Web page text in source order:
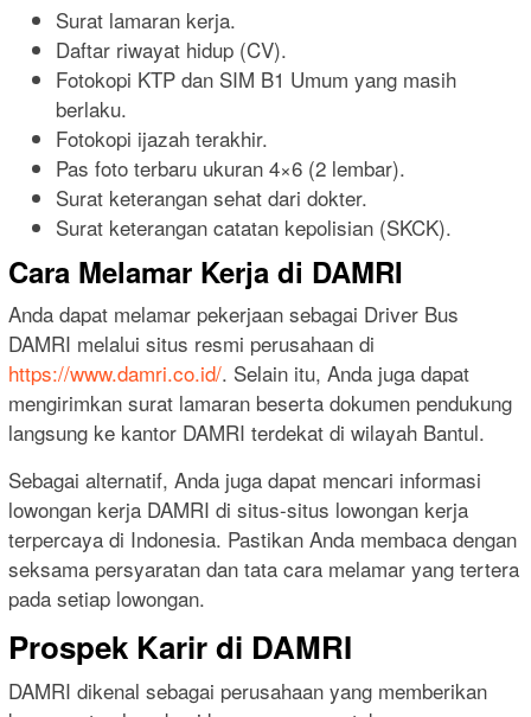
Surat lamaran kerja.
Daftar riwayat hidup (CV).
Fotokopi KTP dan SIM B1 Umum yang masih
berlaku.
Fotokopi ijazah terakhir.
Pas foto terbaru ukuran 4×6 (2 lembar).
Surat keterangan sehat dari dokter.
Surat keterangan catatan kepolisian (SKCK).
Cara Melamar Kerja di DAMRI
Anda dapat melamar pekerjaan sebagai Driver Bus
DAMRI melalui situs resmi perusahaan di
https://www.damri.co.id/. Selain itu, Anda juga dapat
mengirimkan surat lamaran beserta dokumen pendukung
langsung ke kantor DAMRI terdekat di wilayah Bantul.
Sebagai alternatif, Anda juga dapat mencari informasi
lowongan kerja DAMRI di situs-situs lowongan kerja
terpercaya di Indonesia. Pastikan Anda membaca dengan
seksama persyaratan dan tata cara melamar yang tertera
pada setiap lowongan.
Prospek Karir di DAMRI
DAMRI dikenal sebagai perusahaan yang memberikan